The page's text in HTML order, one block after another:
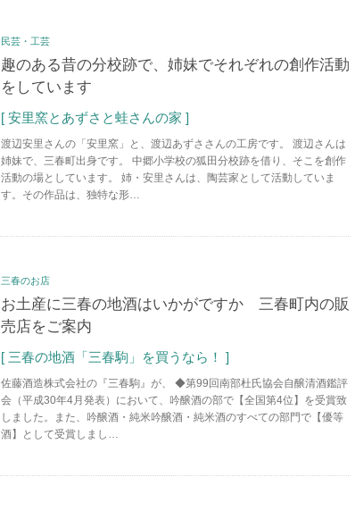
民芸・工芸
趣のある昔の分校跡で、姉妹でそれぞれの創作活動
をしています
[ 安里窯とあずさと蛙さんの家 ]
渡辺安里さんの「安里窯」と、渡辺あずささんの工房です。 渡辺さんは
姉妹で、三春町出身です。 中郷小学校の狐田分校跡を借り、そこを創作
活動の場としています。 姉・安里さんは、陶芸家として活動していま
す。その作品は、独特な形…
三春のお店
お土産に三春の地酒はいかがですか 三春町内の販
売店をご案内
[ 三春の地酒「三春駒」を買うなら！ ]
佐藤酒造株式会社の『三春駒』が、 ◆第99回南部杜氏協会自醸清酒鑑評
会（平成30年4月発表）において、吟醸酒の部で【全国第4位】を受賞致
しました。また、吟醸酒・純米吟醸酒・純米酒のすべての部門で【優等
酒】として受賞しまし…